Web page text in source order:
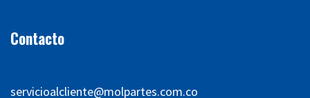
Contacto
servicioalcliente@molpartes.com.co